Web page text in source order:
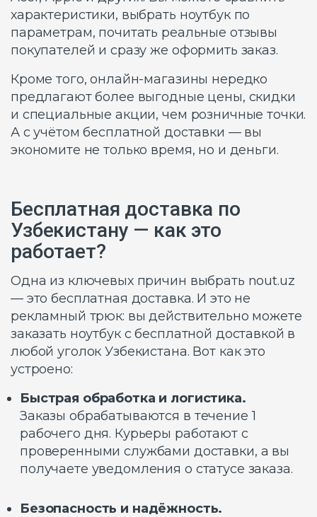
характеристики, выбрать ноутбук по
параметрам, почитать реальные отзывы
покупателей и сразу же оформить заказ.
Кроме того, онлайн-магазины нередко
предлагают более выгодные цены, скидки
и специальные акции, чем розничные точки.
А с учётом бесплатной доставки — вы
экономите не только время, но и деньги.
Бесплатная доставка по
Узбекистану — как это
работает?
Одна из ключевых причин выбрать nout.uz
— это бесплатная доставка. И это не
рекламный трюк: вы действительно можете
заказать ноутбук с бесплатной доставкой в
любой уголок Узбекистана. Вот как это
устроено:
Быстрая обработка и логистика.
Заказы обрабатываются в течение 1
рабочего дня. Курьеры работают с
проверенными службами доставки, а вы
получаете уведомления о статусе заказа.
Безопасность и надёжность.